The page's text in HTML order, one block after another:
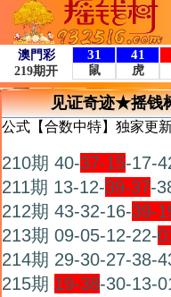
见证奇迹★摇钱
公式【合数中特】独家更新
210期 40-37-15-17-
211期 13-12-39-37-
212期 43-32-16-39-
213期 09-05-12-22-
214期 29-30-27-38-
215期 19-38-30-13-